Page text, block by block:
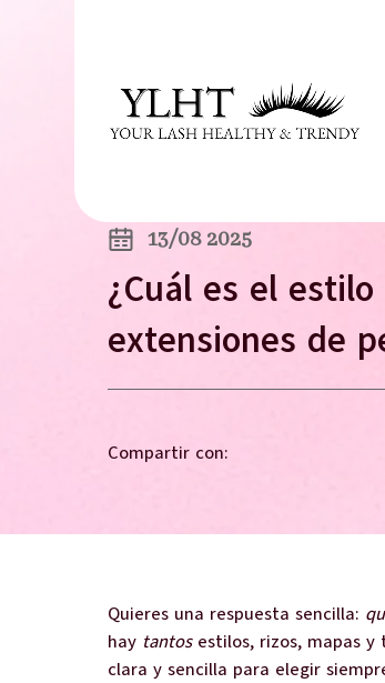
¿Cuál es el
13/08 2025
¿Cuál es el
extensiones de
Compartir con:
Quieres una respuesta sencilla:
hay tantosestilos, rizos, mapas y
clara y sencilla para elegir